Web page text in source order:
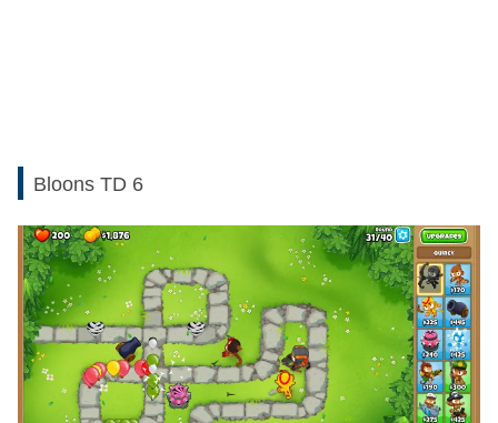
Bloons TD 6